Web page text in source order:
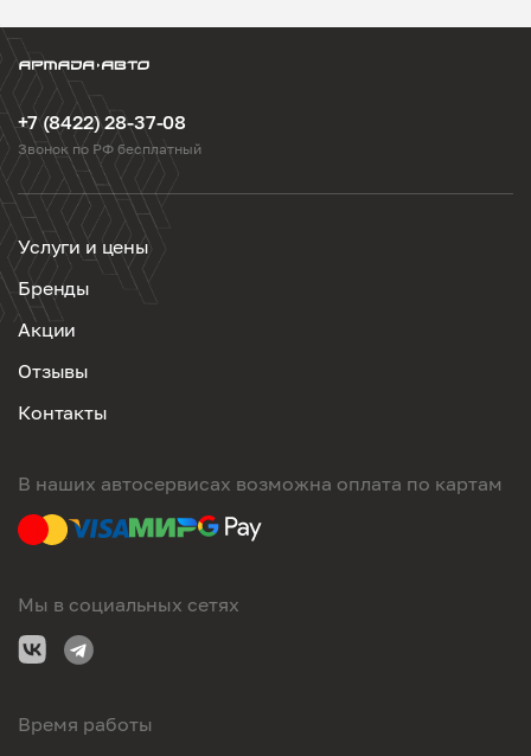
+7 (8422) 28-37-08
Звонок по РФ бесплатный
Услуги и цены
Бренды
Акции
Отзывы
Контакты
В наших автосервисах возможна оплата по картам
Мы в социальных сетях
Время работы